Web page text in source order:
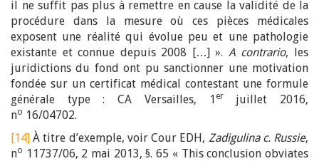
il ne suffit pas plus à remettre en cause la validité de la
procédure dans la mesure où ces pièces médicales
exposent une réalité qui évolue peu et une pathologie
existante et connue depuis 2008 […] ». A contrario, les
juridictions du fond ont pu sanctionner une motivation
fondée sur un certificat médical contestant une formule
générale type : CA Versailles, 1 erjuillet 2016,
no 16/04702.
[14] À titre d’exemple, voir Cour EDH, Zadigulina c. Russie,
no 11737/06, 2 mai 2013, §. 65 « This conclusion obviates